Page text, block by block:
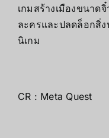
เกมสร้างเมืองขนาด
ละครและปลดล็อกสิ่
นิเกม
CR : Meta Quest